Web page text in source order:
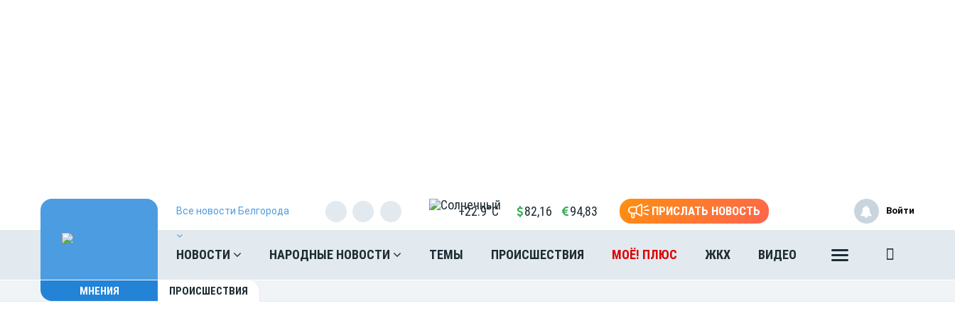
Все новости Белгорода +22.9°C 82,16 94,83 ПРИСЛАТЬ НОВОСТЬ
НОВОСТИ НАРОДНЫЕ НОВОСТИ ТЕМЫ ПРОИСШЕСТВИЯ МОЁ! ПЛЮС ЖКХ ВИДЕО
Войти
МНЕНИЯ ПРОИСШЕСТВИЯ